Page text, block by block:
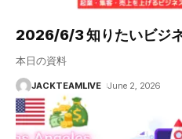
2026/6/3 知りたいビジ
本日の資料
JACKTEAMLIVE June 2, 2026